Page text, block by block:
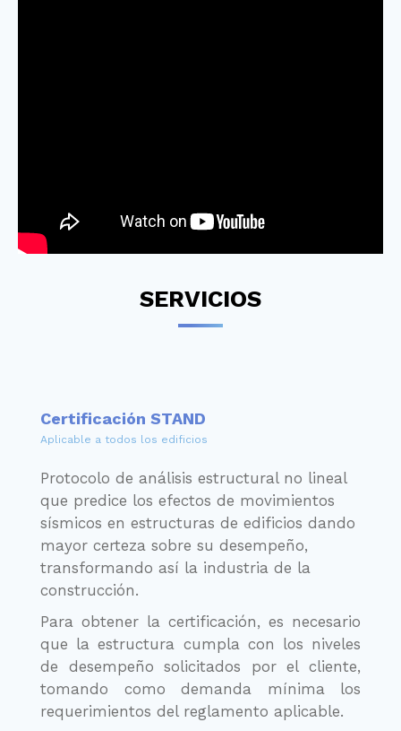
SERVICIOS
Certificación STAND
Aplicable a todos los edificios
Protocolo de análisis estructural no lineal
que predice los efectos de movimientos
sísmicos en estructuras de edificios dando
mayor certeza sobre su desempeño,
transformando así la industria de la
construcción.
Para obtener la certificación, es necesario
que la estructura cumpla con los niveles
de desempeño solicitados por el cliente,
tomando como demanda mínima los
requerimientos del reglamento aplicable.